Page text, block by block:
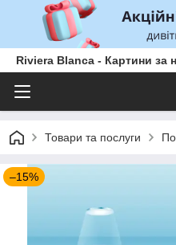
Riviera Blanca - Картини за
Товари та послуги
–15%